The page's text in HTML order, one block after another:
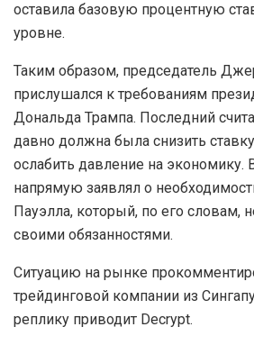
оставила базовую процентную
уровне.
Таким образом, председатель
прислушался к требованиям
Дональда Трампа. Последний
давно должна была снизить
ослабить давление на экономику.
напрямую заявлял о
Пауэлла, который, по его словам,
своими обязанностями.
Ситуацию на рынке
трейдинговой компании из
реплику приводит Decrypt.